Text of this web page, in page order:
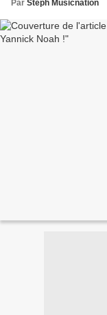
Par Steph Musicnation